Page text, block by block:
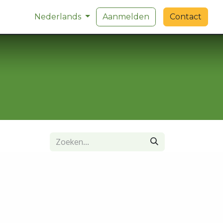
2026Nederlands Aanmelden Contact